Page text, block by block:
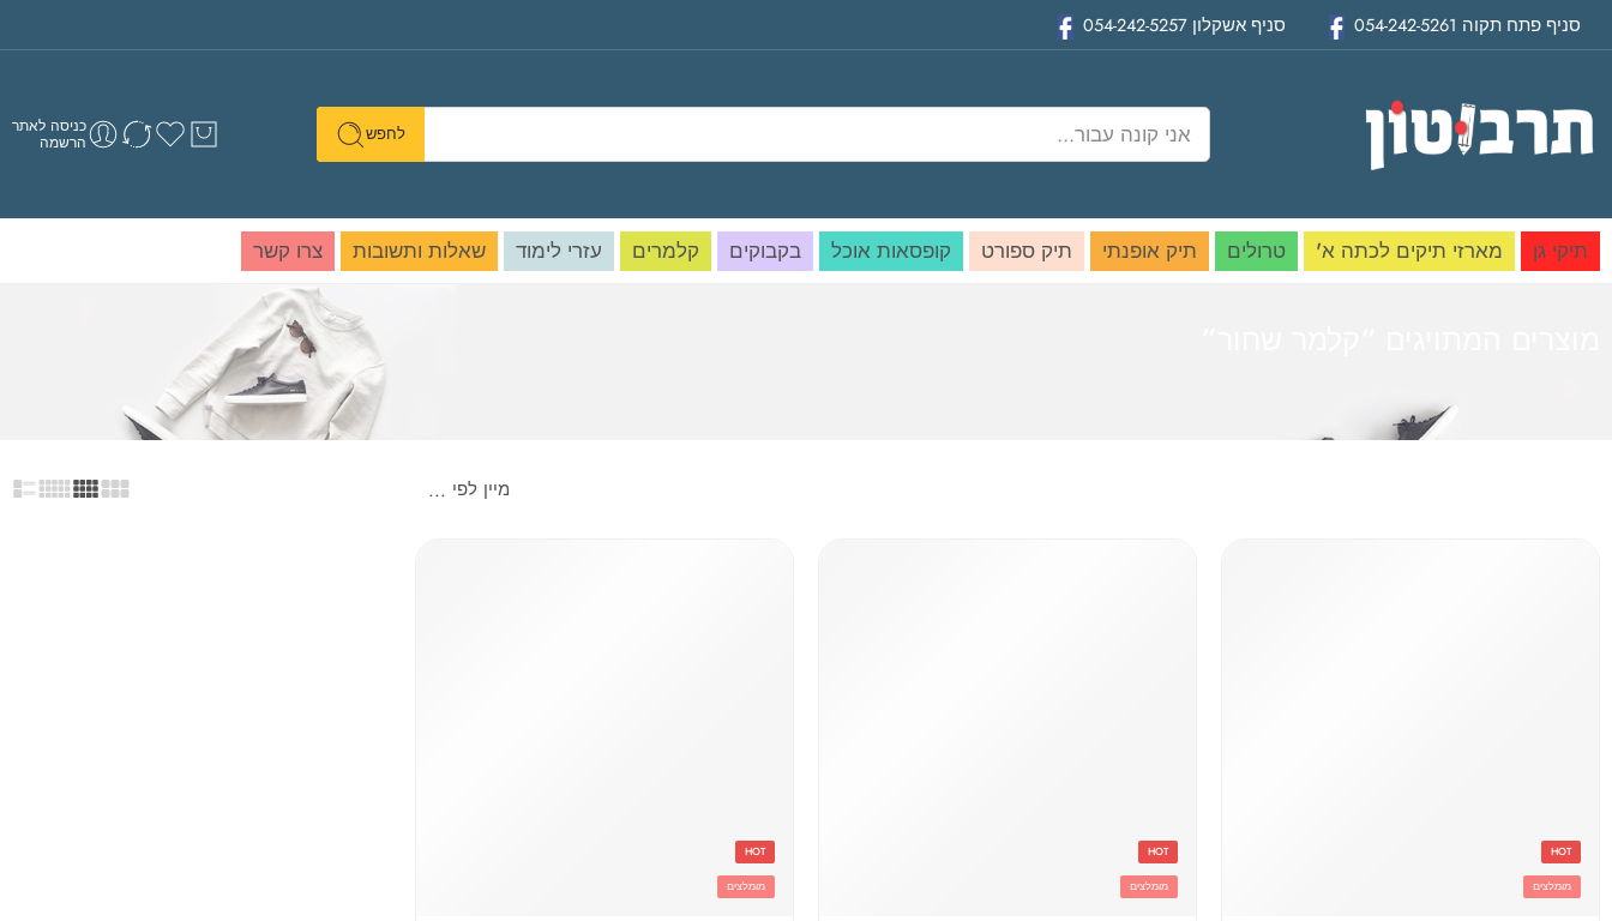
סניף פתח תקוה 054-242-5261 סניף אשקלון 054-242-5257
לחפש כניסה לאתר
הרשמה
תיקי גן מארזי תיקים לכתה א' טרולים תיק אופנתי תיק ספורט קופסאות אוכל בקבוקים קלמרים עזרי לימוד שאלות ותשובות צרו קשר
מיין לפי ...
HOT
מומלצים
HOT
מומלצים
HOT
מומלצים